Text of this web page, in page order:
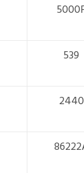
539
2440